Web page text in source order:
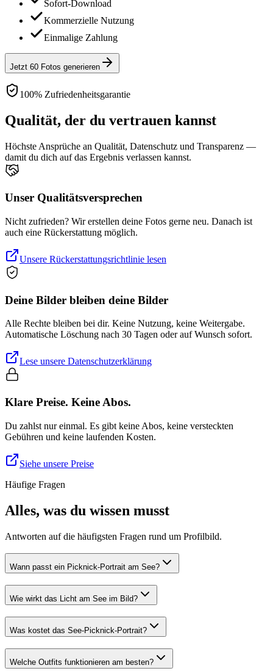
Sofort-Download
Kommerzielle Nutzung
Einmalige Zahlung
Jetzt 60 Fotos generieren
100% Zufriedenheitsgarantie
Qualität, der du vertrauen kannst
Höchste Ansprüche an Qualität, Datenschutz und Transparenz —
damit du dich auf das Ergebnis verlassen kannst.
Unser Qualitätsversprechen
Nicht zufrieden? Wir erstellen deine Fotos gerne neu. Danach ist
auch eine Rückerstattung möglich.
Unsere Rückerstattungsrichtlinie lesen
Deine Bilder bleiben deine Bilder
Alle Rechte bleiben bei dir. Keine Nutzung, keine Weitergabe.
Automatische Löschung nach 30 Tagen oder auf Wunsch sofort.
Lese unsere Datenschutzerklärung
Klare Preise. Keine Abos.
Du zahlst nur einmal. Es gibt keine Abos, keine versteckten
Gebühren und keine laufenden Kosten.
Siehe unsere Preise
Häufige Fragen
Alles, was du wissen musst
Antworten auf die häufigsten Fragen rund um Profilbild.
Wann passt ein Picknick-Portrait am See?
Wie wirkt das Licht am See im Bild?
Was kostet das See-Picknick-Portrait?
Welche Outfits funktionieren am besten?